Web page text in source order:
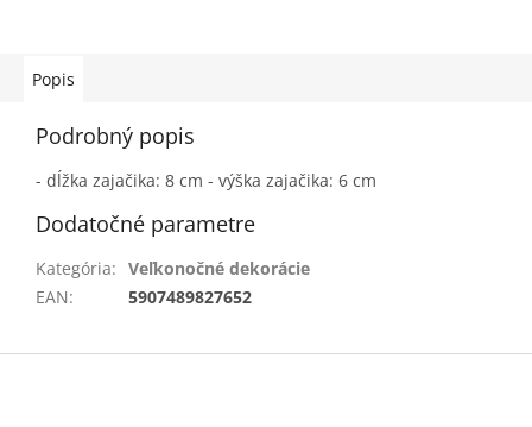
Popis
Podrobný popis
- dĺžka zajačika: 8 cm - výška zajačika: 6 cm
Dodatočné parametre
Kategória: Veľkonočné dekorácie
EAN: 5907489827652
Z